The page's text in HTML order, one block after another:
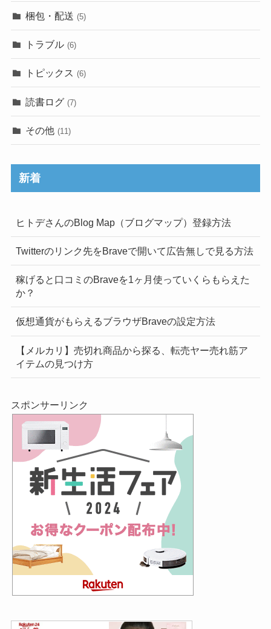
梱包・配送 (5)
トラブル (6)
トピックス (6)
読書ログ (7)
その他 (11)
新着
ヒトデさんのBlog Map（ブログマップ）登録方法
Twitterのリンク先をBraveで開いて広告無しで見る方法
稼げると口コミのBraveを1ヶ月使っていくらもらえた
か？
仮想通貨がもらえるブラウザBraveの設定方法
【メルカリ】売切れ商品から探る、転売ヤー売れ筋ア
イテムの見つけ方
スポンサーリンク